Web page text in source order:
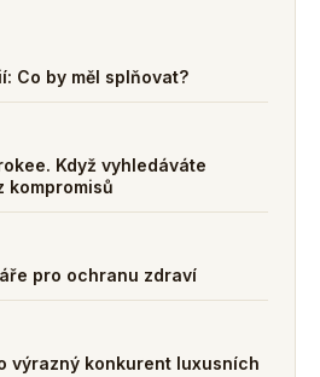
Co by měl splňovat?
Když vyhledáváte
kompromisů
pro ochranu zdraví
výrazný konkurent luxusních